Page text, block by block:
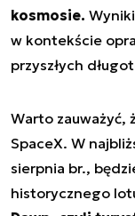
kosmosie.
w kontekście
przyszłych
Warto zauważyć,
SpaceX. W
sierpnia br.,
historycznego